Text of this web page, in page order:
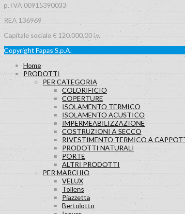
p. IVA 00915390033
REA 136969
Capitale sociale € 120.000,00 i.v.
Copyright Fapas S.p.A.
Home
PRODOTTI
PER CATEGORIA
COLORIFICIO
COPERTURE
ISOLAMENTO TERMICO
ISOLAMENTO ACUSTICO
IMPERMEABILIZZAZIONE
COSTRUZIONI A SECCO
RIVESTIMENTO TERMICO A
PRODOTTI NATURALI
PORTE
ALTRI PRODOTTI
PER MARCHIO
VELUX
Tollens
Piazzetta
Bertolotto